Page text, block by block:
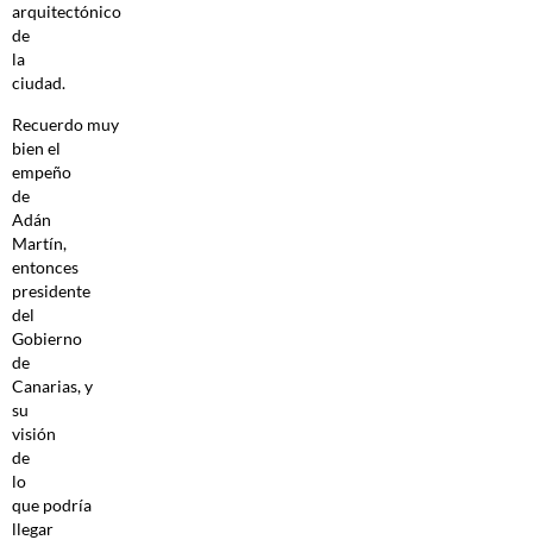
arquitectónico
de
la
ciudad.
Recuerdo muy
bien el
empeño
de
Adán
Martín,
entonces
presidente
del
Gobierno
de
Canarias, y
su
visión
de
lo
que podría
llegar